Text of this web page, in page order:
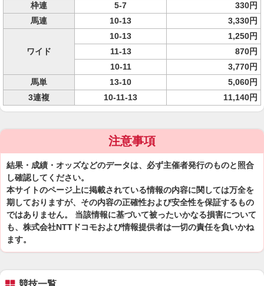
枠連
5-7
330円
馬連
10-13 3,330円
ワイド
10-13
1,250円
11-13
870円
10-11
3,770円
馬単
13-10
5,060円
3連複
10-11-13 11,140円
注意事項
結果・成績・オッズなどのデータは、必ず主催者発行のものと照合
し確認してください。
本サイトのページ上に掲載されている情報の内容に関しては万全を
期しておりますが、その内容の正確性および安全性を保証するもの
ではありません。 当該情報に基づいて被ったいかなる損害について
も、株式会社NTTドコモおよび情報提供者は一切の責任を負いかね
ます。
競技一覧